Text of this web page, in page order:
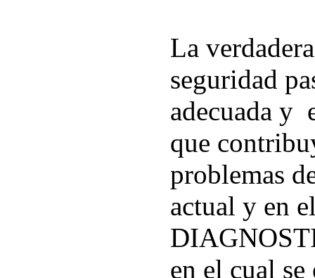
La
seguridad
adecuada y
que
problemas
actual y en
en el cual